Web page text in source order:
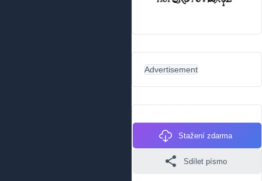
Advertisement
Stažení zdarma
Sdílet písmo